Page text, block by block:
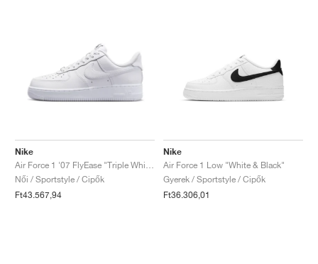
Nike
Női / Sportstyle / Cipők
Ft43.567,94
Nike
Air Force 1 Low "White & Black"
Gyerek / Sportstyle / Cipők
Ft36.306,01